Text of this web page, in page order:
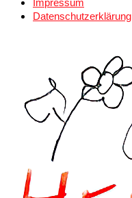
Impressum
Datenschutzerklärung